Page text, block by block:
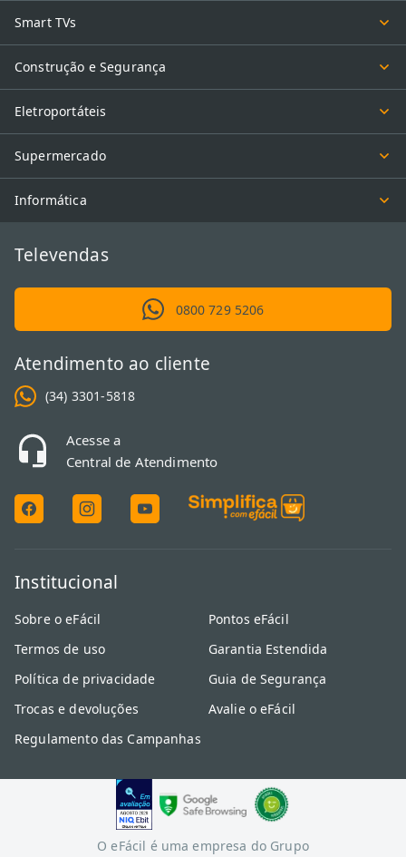
Smart TVs
Construção e Segurança
Eletroportáteis
Supermercado
Informática
Televendas
0800 729 5206
Atendimento ao cliente
(34) 3301-5818
Acesse a
Central de Atendimento
Institucional
Sobre o eFácil
Termos de uso
Política de privacidade
Trocas e devoluções
Regulamento das Campanhas
Pontos eFácil
Garantia Estendida
Guia de Segurança
Avalie o eFácil
O eFácil é uma empresa do Grupo